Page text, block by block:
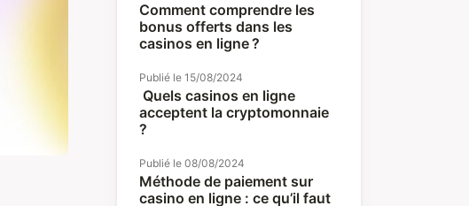
Comment comprendre les
bonus offerts dans les
casinos en ligne ?
Publié le 15/08/2024
Quels casinos en ligne
acceptent la cryptomonnaie
?
Publié le 08/08/2024
Méthode de paiement sur
casino en ligne : ce qu’il faut